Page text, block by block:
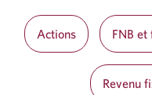
Actions FNB et
Revenu